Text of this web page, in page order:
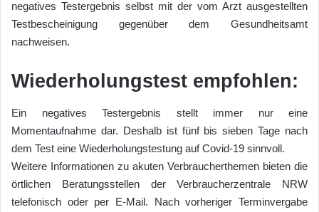
negatives Testergebnis selbst mit der vom Arzt ausgestellten
Testbescheinigung gegenüber dem Gesundheitsamt
nachweisen.
Wiederholungstest empfohlen:
Ein negatives Testergebnis stellt immer nur eine
Momentaufnahme dar. Deshalb ist fünf bis sieben Tage nach
dem Test eine Wiederholungstestung auf Covid-19 sinnvoll.
Weitere Informationen zu akuten Verbraucherthemen bieten die
örtlichen Beratungsstellen der Verbraucherzentrale NRW
telefonisch oder per E-Mail. Nach vorheriger Terminvergabe